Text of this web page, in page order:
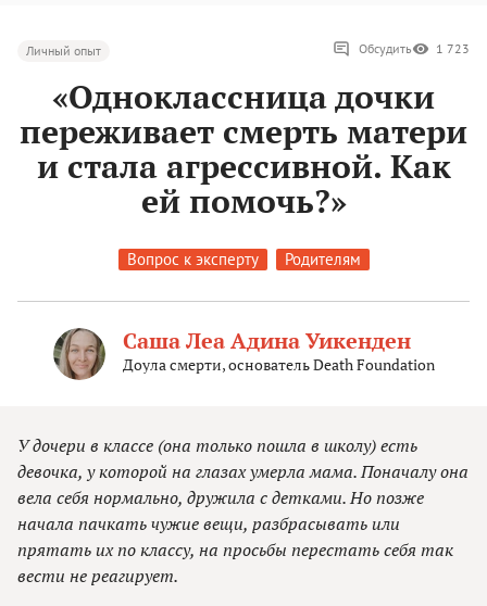
Личный опыт Обсудить 1 723
«Одноклассница дочки
переживает смерть матери
и стала агрессивной. Как
ей помочь?»
Вопрос к эксперту Родителям
Саша Леа Адина Уикенден
Доула смерти, основатель Death Foundation
У дочери в классе (она только пошла в школу) есть
девочка, у которой на глазах умерла мама. Поначалу она
вела себя нормально, дружила с детками. Но позже
начала пачкать чужие вещи, разбрасывать или
прятать их по классу, на просьбы перестать себя так
вести не реагирует.